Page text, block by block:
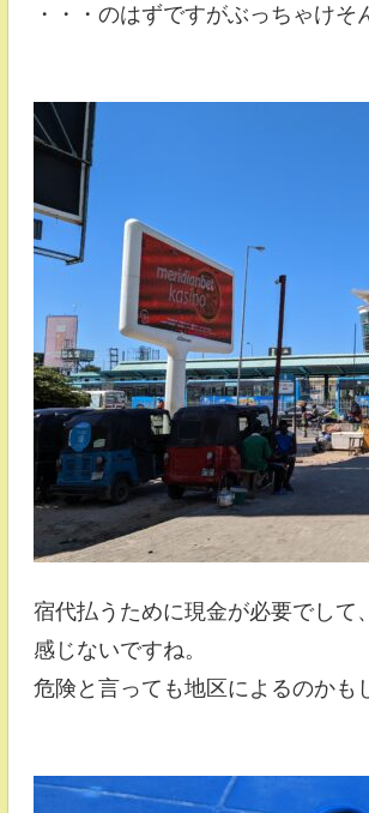
・・・のはずですがぶっちゃけそ
宿代払うために現金が必要でして
感じないですね。
危険と言っても地区によるのかも